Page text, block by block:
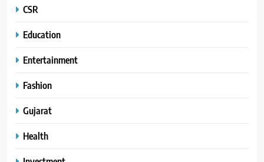
CSR
Education
Entertainment
Fashion
Gujarat
Health